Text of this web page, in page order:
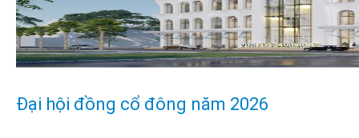
Đại hội đồng cổ đông năm 2026